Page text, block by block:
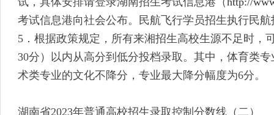
考试信息港向社会公布。民航飞行学员招生执行民
5．根据政策规定，所有来湘招生高校生源不足时，
30分）以内从高分到低分投档录取。其中，体育类
术类专业的文化不降分，专业最大降分幅度为6分。
湖南省2023年普通高校招生录取控制分数线（二）